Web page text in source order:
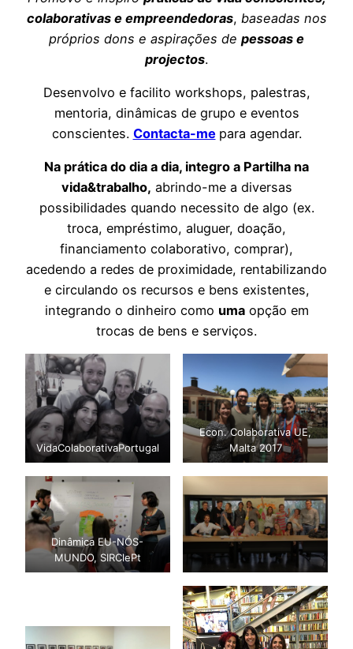
colaborativas e empreendedoras, baseadas nos
próprios dons e aspirações de pessoas e
projectos.
Desenvolvo e facilito workshops, palestras,
mentoria, dinâmicas de grupo e eventos
conscientes. Contacta-me para agendar.
Na prática do dia a dia, integro a Partilha na
vida&trabalho, abrindo-me a diversas
possibilidades quando necessito de algo (ex.
troca, empréstimo, aluguer, doação,
financiamento colaborativo, comprar),
acedendo a redes de proximidade, rentabilizando
e circulando os recursos e bens existentes,
integrando o dinheiro como umaopção em
trocas de bens e serviços.
VidaColaborativaPortugal
Econ. Colaborativa UE,
Malta 2017
Dinâmica EU-NÓS-
MUNDO, SIRClePt
Creativity and
Entrepreneurship